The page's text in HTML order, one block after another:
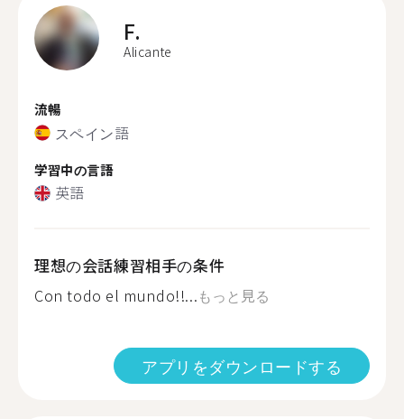
F.
Alicante
流暢
スペイン語
学習中の言語
英語
理想の会話練習相手の条件
Con todo el mundo!!...もっと見る
アプリをダウンロードする